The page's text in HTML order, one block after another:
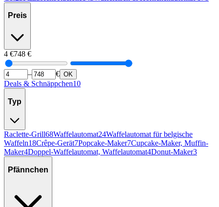
Preis
4 €748 €
– € OK
Deals & Schnäppchen10
Typ
Raclette-Grill68Waffelautomat24Waffelautomat für belgische
Waffeln18Crêpe-Gerät7Popcake-Maker7Cupcake-Maker, Muffin-
Maker4Doppel-Waffelautomat, Waffelautomat4Donut-Maker3
Pfännchen